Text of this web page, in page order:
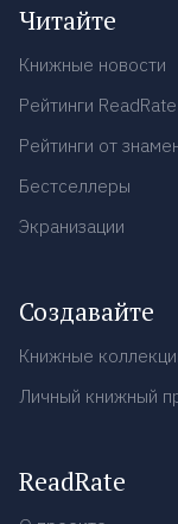
Читайте
Книжные новости
Рейтинги ReadRate
Рейтинги от
Бестселлеры
Экранизации
Создавайте
Книжные
Личный книжный
ReadRate